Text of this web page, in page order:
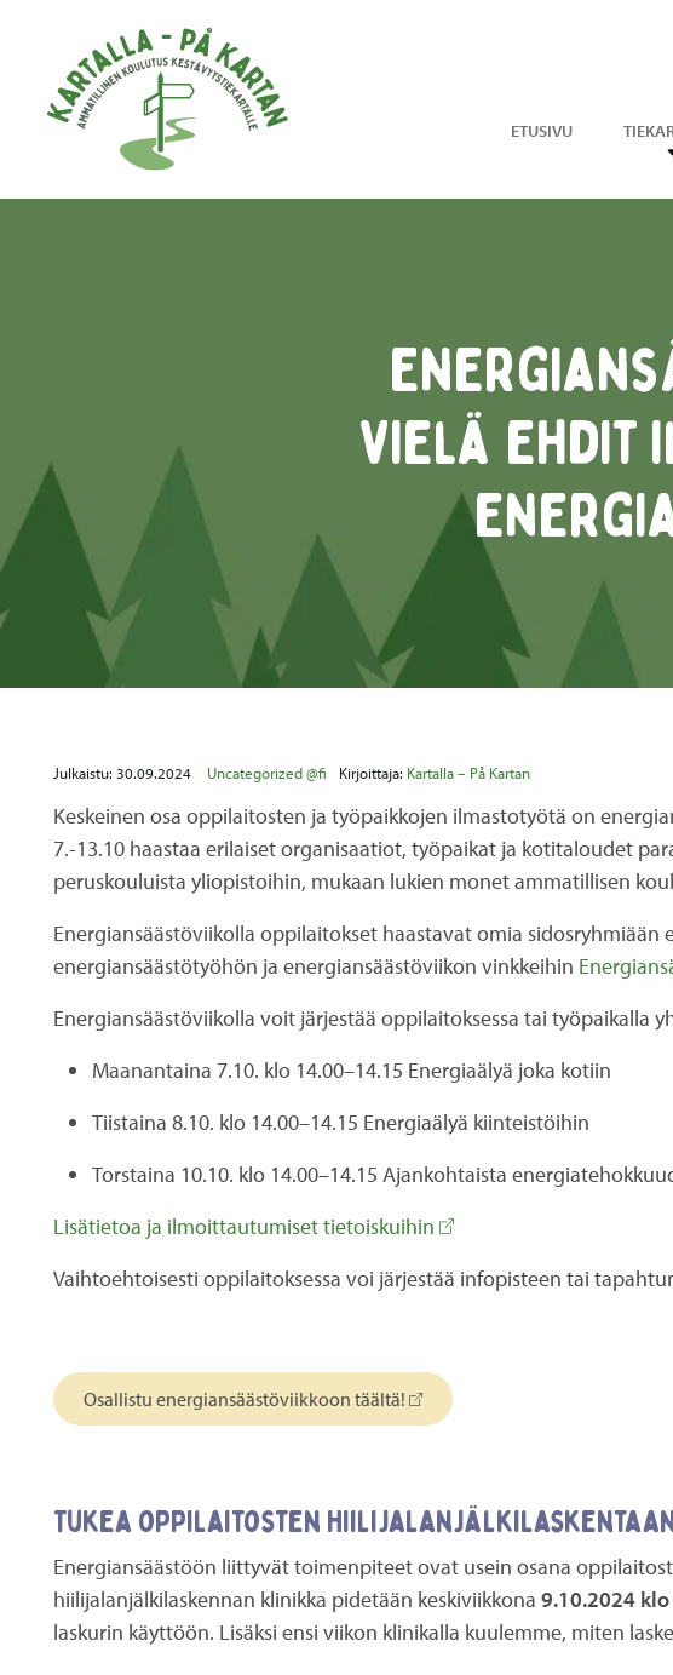
ETUSIVU
Vielä ehdit
Julkaistu: 30.09.2024 Uncategorized @fi Kirjoittaja: Kartalla – På Kartan
Keskeinen osa oppilaitosten ja työpaikkojen ilmastotyötä on
7.-13.10 haastaa erilaiset organisaatiot, työpaikat ja kotitaloudet
peruskouluista yliopistoihin, mukaan lukien monet ammatillisen
Energiansäästöviikolla oppilaitokset haastavat omia
energiansäästötyöhön ja energiansäästöviikon vinkkeihin
Energiansäästöviikolla voit järjestää oppilaitoksessa tai
Maanantaina 7.10. klo 14.00–14.15 Energiaälyä joka kotiin
Tiistaina 8.10. klo 14.00–14.15 Energiaälyä kiinteistöihin
Torstaina 10.10. klo 14.00–14.15 Ajankohtaista
Lisätietoa ja ilmoittautumiset tietoiskuihin
Vaihtoehtoisesti oppilaitoksessa voi järjestää infopisteen tai
Osallistu energiansäästöviikkoon täältä!
Tukea oppilaitosten
Energiansäästöön liittyvät toimenpiteet ovat usein osana
hiilijalanjälkilaskennan klinikka pidetään keskiviikkona 9.10.2024
laskurin käyttöön. Lisäksi ensi viikon klinikalla kuulemme, miten